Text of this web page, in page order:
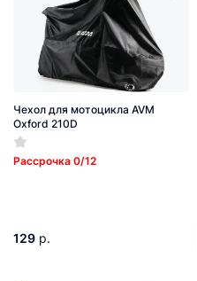
Чехол для мотоцикла AVM
Oxford 210D
Рассрочка 0/12
129 р.